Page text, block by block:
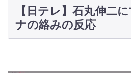
【日テレ】石丸伸二
ナの絡みの反応